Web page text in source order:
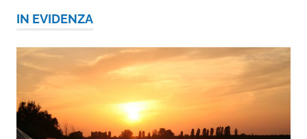
IN EVIDENZA